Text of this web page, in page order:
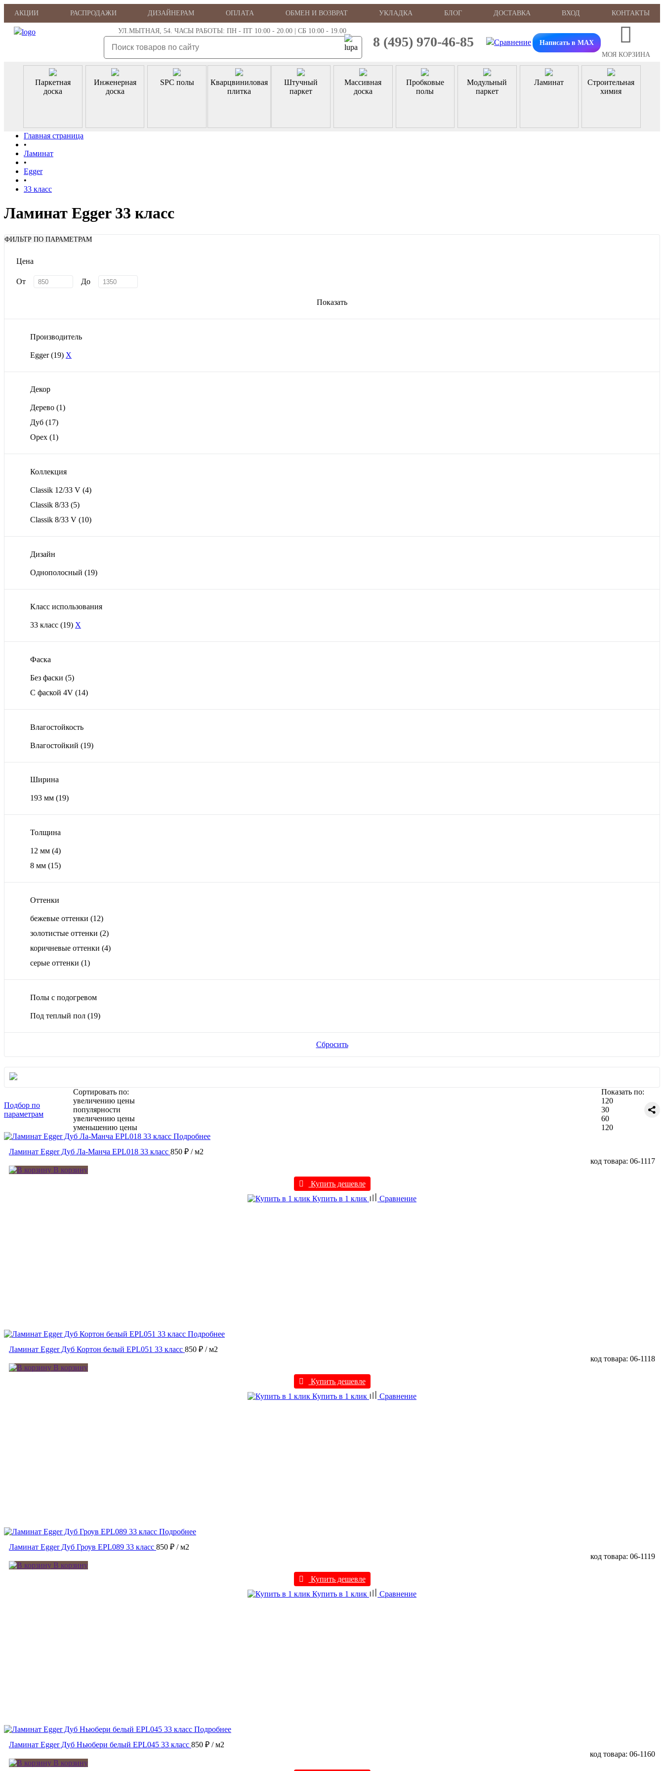
АКЦИИ РАСПРОДАЖИ ДИЗАЙНЕРАМ ОПЛАТА ОБМЕН И ВОЗВРАТ УКЛАДКА БЛОГ ДОСТАВКА ВХОД КОНТАКТЫ
УЛ.МЫТНАЯ, 54. ЧАСЫ РАБОТЫ: ПН - ПТ 10:00 - 20.00 | СБ 10:00 - 19.00
8 (495) 970-46-85
Написать в MAX
МОЯ КОРЗИНА
Паркетная
доска
Инженерная
доска
SPC полы
Кварцвиниловая
плитка
Штучный
паркет
Массивная
доска
Пробковые
полы
Модульный
паркет
Ламинат
Строительная
химия
Главная страница
•
Ламинат
•
Egger
•
33 класс
Ламинат Egger 33 класс
ФИЛЬТР ПО ПАРАМЕТРАМ
Цена
От До
Показать
Производитель
Egger(19) X
Декор
Дерево (1)
Дуб (17)
Орех (1)
Коллекция
Classik 12/33 V (4)
Classik 8/33 (5)
Classik 8/33 V (10)
Дизайн
Однополосный (19)
Класс использования
33 класс (19) X
Фаска
Без фаски (5)
С фаской 4V (14)
Влагостойкость
Влагостойкий (19)
Ширина
193 мм (19)
Толщина
12 мм (4)
8 мм (15)
Оттенки
бежевые оттенки (12)
золотистые оттенки (2)
коричневые оттенки (4)
серые оттенки (1)
Полы с подогревом
Под теплый пол (19)
Сбросить
Подбор по
параметрам
Сортировать по:
увеличению цены
популярности
увеличению цены
уменьшению цены
Показать по:
120
30
60
120
Подробнее
Ламинат Egger Дуб Ла-Манча EPL018 33 класс 850 ₽ / м2
код товара: 06-1117
В корзину
Купить дешевле
Купить в 1 клик
Сравнение
Подробнее
Ламинат Egger Дуб Кортон белый EPL051 33 класс 850 ₽ / м2
код товара: 06-1118
В корзину
Купить дешевле
Купить в 1 клик
Сравнение
Подробнее
Ламинат Egger Дуб Гроув EPL089 33 класс 850 ₽ / м2
код товара: 06-1119
В корзину
Купить дешевле
Купить в 1 клик
Сравнение
Подробнее
Ламинат Egger Дуб Ньюбери белый EPL045 33 класс 850 ₽ / м2
код товара: 06-1160
В корзину